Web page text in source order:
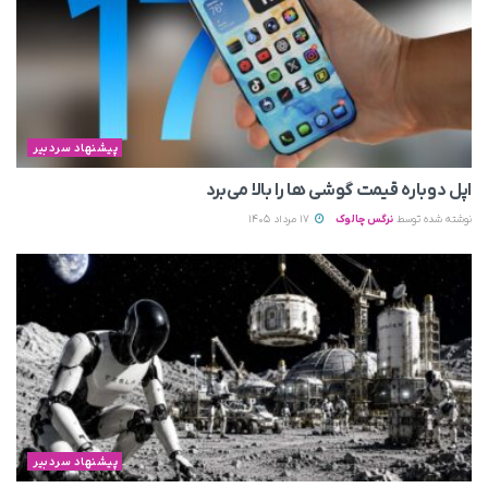
پیشنهاد سردبیر
اپل دوباره قیمت‌ گوشی ها را بالا می‌برد
نوشته شده توسط نرگس چالوک
پیشنهاد سردبیر